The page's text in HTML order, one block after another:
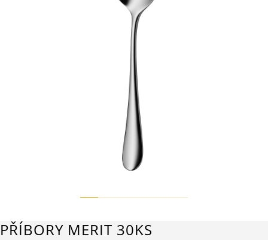
PŘÍBORY MERIT 30KS